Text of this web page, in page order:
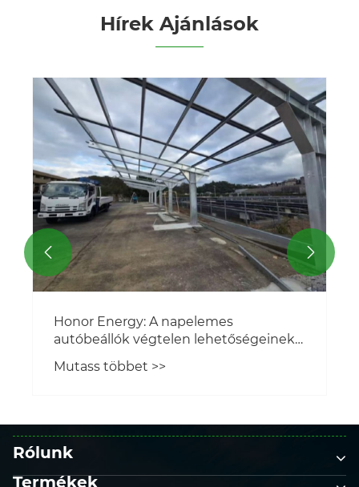
Hírek Ajánlások
Honor Energy: A napelemes
autóbeállók végtelen lehetőségeinek
újradefiniálása
Mutass többet >>
 
Rólunk
Termékek